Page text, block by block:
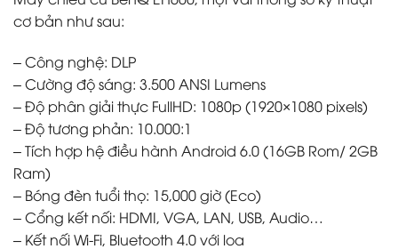
cơ bản như sau:
– Công nghệ: DLP
– Cường độ sáng: 3.500 ANSI Lumens
– Độ phân giải thực FullHD: 1080p (1920×1080 pixels)
– Độ tương phản: 10.000:1
– Tích hợp hệ điều hành Android 6.0 (16GB Rom/ 2GB
Ram)
– Bóng đèn tuổi thọ: 15,000 giờ (Eco)
– Cổng kết nối: HDMI, VGA, LAN, USB, Audio…
– Kết nối Wi-Fi, Bluetooth 4.0 với loa